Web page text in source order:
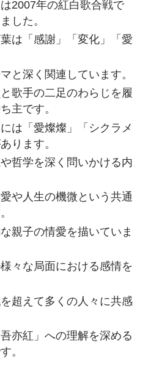
2007年の紅白歌合戦で
した。
は「感謝」「変化」「愛
と深く関連しています。
歌手の二足のわらじを履
主です。
は「愛燦燦」「シクラメ
ります。
哲学を深く問いかける内
や人生の機微という共通
親子の情愛を描いていま
々な局面における感情を
超えて多くの人々に共感
亦紅」への理解を深める
。